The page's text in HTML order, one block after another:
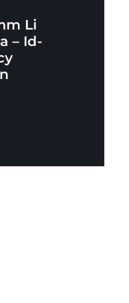
Li
– Id-